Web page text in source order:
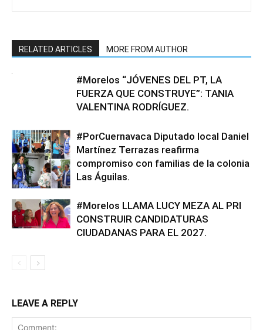
RELATED ARTICLES MORE FROM AUTHOR
#Morelos “JÓVENES DEL PT, LA
FUERZA QUE CONSTRUYE”: TANIA
VALENTINA RODRÍGUEZ.
#PorCuernavaca Diputado local Daniel
Martínez Terrazas reafirma
compromiso con familias de la colonia
Las Águilas.
#Morelos LLAMA LUCY MEZA AL PRI
CONSTRUIR CANDIDATURAS
CIUDADANAS PARA EL 2027.
LEAVE A REPLY